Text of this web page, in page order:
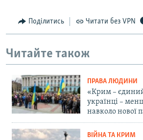
Поділитись Читати без VPN
Читайте також
ПРАВА ЛЮДИНИ
«Крим –
українці –
навколо нової
ВІЙНА ТА КРИМ